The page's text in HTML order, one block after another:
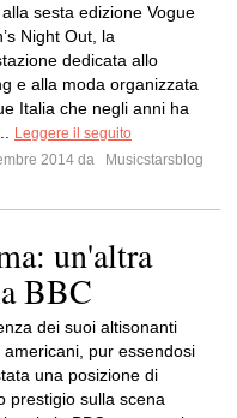
sesta edizione Vogue
Night Out, la
dedicata allo
e alla moda organizzata
Italia che negli anni ha
Leggere il seguito
2014 da
Musicstarsblog
un'altra
BBC
dei suoi altisonanti
americani, pur essendosi
una posizione di
prestigio sulla scena